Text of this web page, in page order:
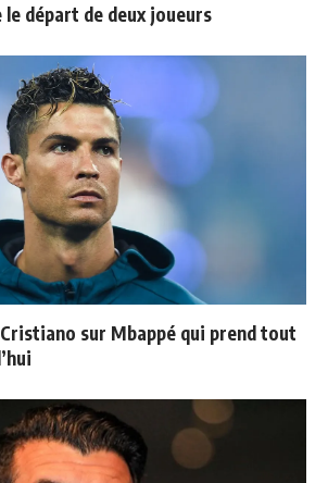
départ de deux joueurs
sur Mbappé qui prend tout